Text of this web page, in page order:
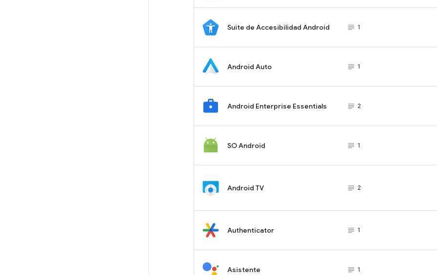
Suite de Accesibilidad Android subject_black
1
Android Auto subject_black
1
Android Enterprise Essentials subject_black
2
SO Android subject_black
1
Android TV subject_black
2
Authenticator subject_black
1
Asistente subject_black
1